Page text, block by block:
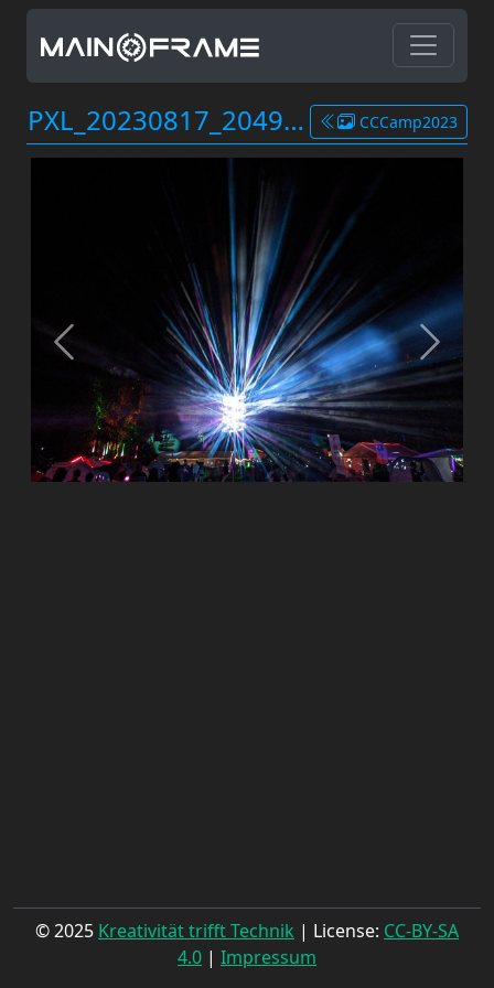
PXL_20230817_204937846.jpg CCCamp2023
© 2025 Kreativität trifft Technik | License: CC-BY-SA
4.0 | Impressum